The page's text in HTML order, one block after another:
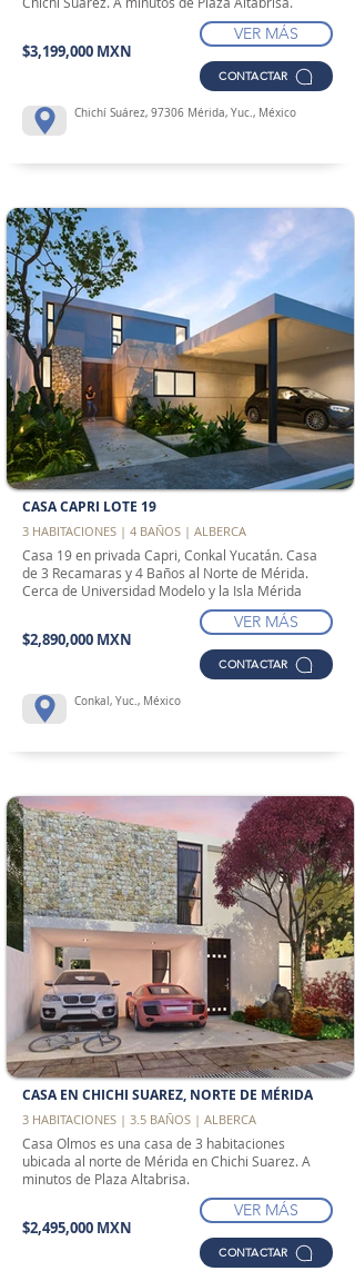
$3,199,000 MXN
VER MÁS
CONTACTAR
Chichí Suárez, 97306 Mérida, Yuc., México
CASA CAPRI LOTE 19
3 HABITACIONES | 4 BAÑOS | ALBERCA
Casa 19 en privada Capri, Conkal Yucatán. Casa
de 3 Recamaras y 4 Baños al Norte de Mérida.
Cerca de Universidad Modelo y la Isla Mérida
$2,890,000 MXN
VER MÁS
CONTACTAR
Conkal, Yuc., México
CASA EN CHICHI SUAREZ, NORTE DE MÉRIDA
3 HABITACIONES | 3.5 BAÑOS | ALBERCA
Casa Olmos es una casa de 3 habitaciones
ubicada al norte de Mérida en Chichi Suarez. A
minutos de Plaza Altabrisa.
$2,495,000 MXN
VER MÁS
CONTACTAR